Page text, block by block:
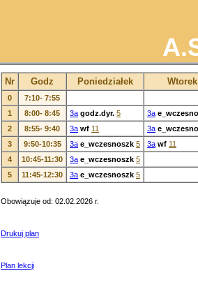
Nr Godz Poniedziałek Wtorek
0
7:10- 7:55
1
8:00- 8:45 3a godz.dyr. 5 3a
2
8:55- 9:40 3a wf 11 3a
3
9:50-10:35 3a e_wczesnoszk 5 3a wf 11
4
10:45-11:30 3a e_wczesnoszk 5
5
11:45-12:30 3a e_wczesnoszk 5
Obowiązuje od: 02.02.2026 r.
Drukuj plan
Plan lekcji